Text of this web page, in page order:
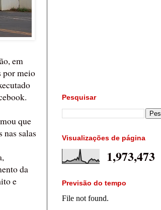
em
por meio
que
nas salas
da
e
Pesquisar
Visualizações de página
1,973,473
Previsão do tempo